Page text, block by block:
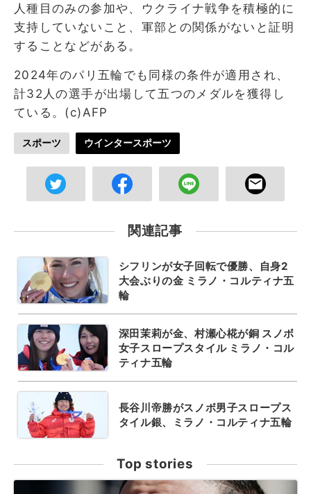
人種目のみの参加や、ウクライナ戦争を積極的に
支持していないこと、軍部との関係がないと証明
することなどがある。
2024年のパリ五輪でも同様の条件が適用され、
計32人の選手が出場して五つのメダルを獲得し
ている。(c)AFP
スポーツ ウインタースポーツ
関連記事
シフリンが女子回転で優勝、自身2
大会ぶりの金 ミラノ・コルティナ五
輪
深田茉莉が金、村瀬心椛が銅 スノボ
女子スロープスタイル ミラノ・コル
ティナ五輪
長谷川帝勝がスノボ男子スロープス
タイル銀、ミラノ・コルティナ五輪
Top stories